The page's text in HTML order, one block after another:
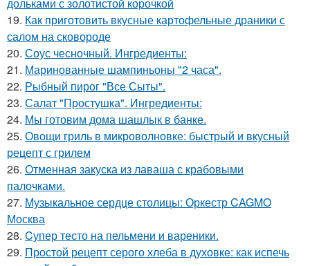
19. Как приготовить вкусные картофельные драники с
салом на сковороде
20. Соус чесночный. Ингредиенты:
21. Маринованные шампиньоны "2 часа".
22. Рыбный пирог "Все Сыты".
23. Салат "Простушка". Ингредиенты:
24. Мы готовим дома шашлык в банке.
25. Овощи гриль в микроволновке: быстрый и вкусный
рецепт с грилем
26. Отменная закуска из лаваша с крабовыми
палочками.
27. Музыкальное сердце столицы: Оркестр CAGMO
Москва
28. Cупер тесто на пельмени и вареники.
29. Простой рецепт серого хлеба в духовке: как испечь